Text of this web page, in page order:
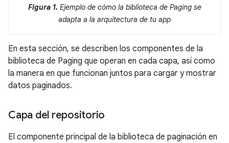
Figura 1. Ejemplo de cómo la biblioteca de Paging se
adapta a la arquitectura de tu app
En esta sección, se describen los componentes de la
biblioteca de Paging que operan en cada capa, así como
la manera en que funcionan juntos para cargar y mostrar
datos paginados.
Capa del repositorio
El componente principal de la biblioteca de paginación en